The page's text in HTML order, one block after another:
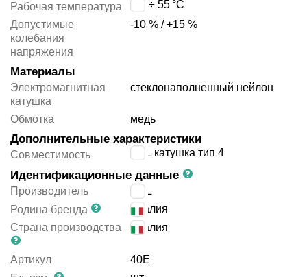
Рабочая температура
-10 ÷ 55 °C
Допустимые
колебания
напряжения
-10 % / +15 %
Материалы
Электромагнитная
катушка
стеклонаполненный нейлон
Обмотка медь
Дополнительные характеристики
Совместимость ACL катушка тип 4
Идентификационные данные
Производитель
ACL
Родина бренда
Италия
Страна производства
Италия
Артикул
40E